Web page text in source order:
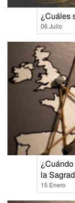
¿Cuáles
06 Julio
la
15 Enero